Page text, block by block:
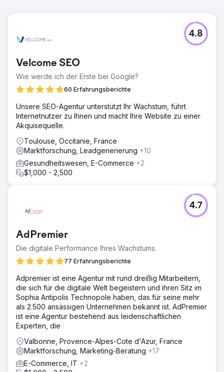
Velcome SEO
Wie werde ich der Erste bei Google?
60 Erfahrungsberichte
4.8
Unsere SEO-Agentur unterstützt Ihr Wachstum, führt
Internetnutzer zu Ihnen und macht Ihre Website zu einer
Akquisequelle.
Toulouse, Occitanie, France
Marktforschung, Leadgenerierung +10
Gesundheitswesen, E-Commerce +2
$1,000 - 2,500
AdPremier
Die digitale Performance Ihres Wachstums.
77 Erfahrungsberichte
4.7
Adpremier ist eine Agentur mit rund dreißig Mitarbeitern,
die sich für die digitale Welt begeistern und ihren Sitz im
Sophia Antipolis Technopole haben, das für seine mehr
als 2.500 ansässigen Unternehmen bekannt ist. AdPremier
ist eine Agentur bestehend aus leidenschaftlichen
Experten, die
Valbonne, Provence-Alpes-Cote d'Azur, France
Marktforschung, Marketing-Beratung +17
E-Commerce, IT +2